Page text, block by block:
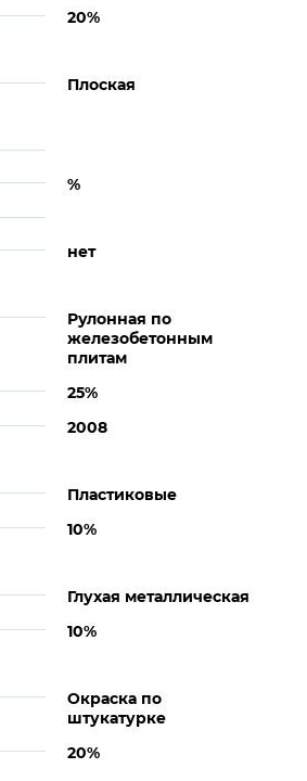
20%
Плоская
%
нет
Рулонная по
железобетонным
плитам
25%
2008
Пластиковые
10%
Глухая металлическая
10%
Окраска по
штукатурке
20%